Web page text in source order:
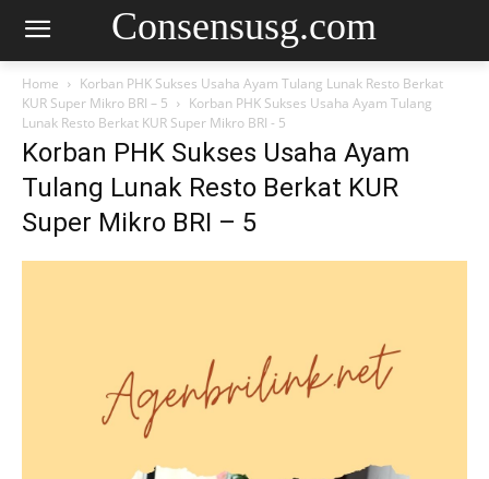
Consensusg.com
Home
Korban PHK Sukses Usaha Ayam Tulang Lunak Resto Berkat
KUR Super Mikro BRI – 5
Korban PHK Sukses Usaha Ayam Tulang
Lunak Resto Berkat KUR Super Mikro BRI - 5
Korban PHK Sukses Usaha Ayam
Tulang Lunak Resto Berkat KUR
Super Mikro BRI – 5